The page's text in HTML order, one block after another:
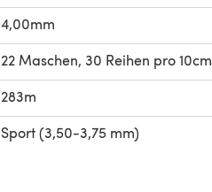
4,00mm
22 Maschen, 30 Reihen pro 10cm
283m
Sport (3,50-3,75 mm)